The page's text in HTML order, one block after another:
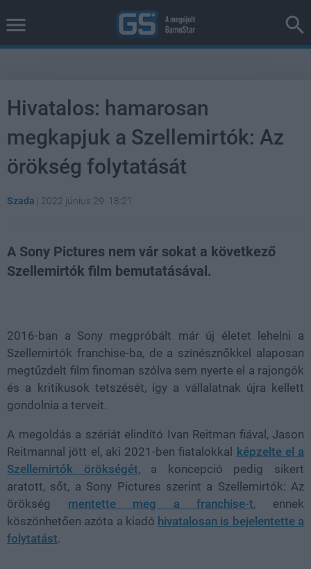
Hivatalos: hamarosan
megkapjuk a Szellemirtók: Az
örökség folytatását
Szada | 2022 június 29. 18:21
A Sony Pictures nem vár sokat a következő
Szellemirtók film bemutatásával.
2016-ban a Sony megpróbált már új életet lehelni a
Szellemirtók franchise-ba, de a színésznőkkel alaposan
megtűzdelt film finoman szólva sem nyerte el a rajongók
és a kritikusok tetszését, így a vállalatnak újra kellett
gondolnia a terveit.
A megoldás a szériát elindító Ivan Reitman fiával, Jason
Reitmannal jött el, aki 2021-ben fiatalokkal
képzelte el a
Szellemirtók örökségét, a koncepció pedig sikert
aratott, sőt, a Sony Pictures szerint a Szellemirtók: Az
örökség mentette meg a franchise-t, ennek
köszönhetően azóta a kiadó hivatalosan is bejelentette a
folytatást.